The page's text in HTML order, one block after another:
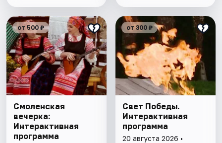
от 500 ₽
Смоленская
вечерка:
Интерактивная
программа
от 300 ₽
Свет Победы.
Интерактивная
программа
20 августа 2026 •